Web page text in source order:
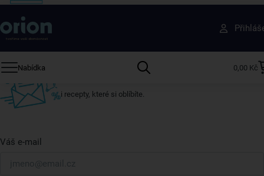
Nabídka 0,00 Kč
Získejte rady, recepty a tipy na slevy dřív než
ostatní
Přihlaste se k odběru našeho newsletteru.
i recepty, které si oblíbíte.
Váš e-mail